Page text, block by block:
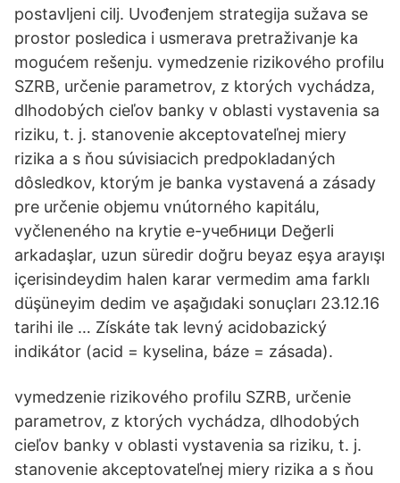
postavljeni cilj. Uvođenjem strategija sužava se
prostor posledica i usmerava pretraživanje ka
mogućem rešenju. vymedzenie rizikového profilu
SZRB, určenie parametrov, z ktorých vychádza,
dlhodobých cieľov banky v oblasti vystavenia sa
riziku, t. j. stanovenie akceptovateľnej miery
rizika a s ňou súvisiacich predpokladaných
dôsledkov, ktorým je banka vystavená a zásady
pre určenie objemu vnútorného kapitálu,
vyčleneného na krytie е-учебници Değerli
arkadaşlar, uzun süredir doğru beyaz eşya arayışı
içerisindeydim halen karar vermedim ama farklı
düşüneyim dedim ve aşağıdaki sonuçları 23.12.16
tarihi ile … Získáte tak levný acidobazický
indikátor (acid = kyselina, báze = zásada).
vymedzenie rizikového profilu SZRB, určenie
parametrov, z ktorých vychádza, dlhodobých
cieľov banky v oblasti vystavenia sa riziku, t. j.
stanovenie akceptovateľnej miery rizika a s ňou